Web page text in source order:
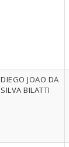
DIEGO JOAO DA
SILVA BILATTI